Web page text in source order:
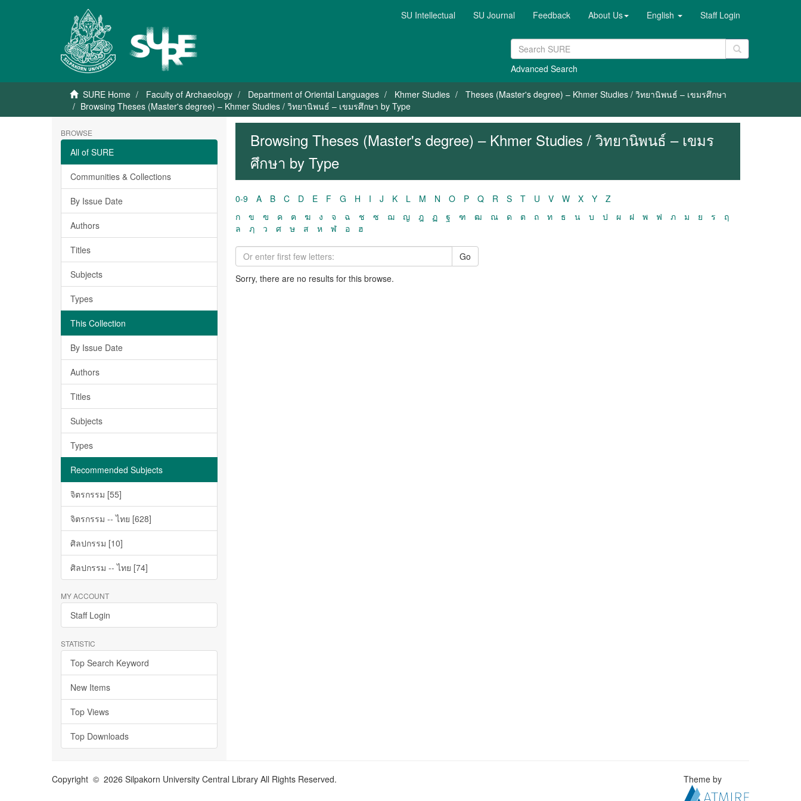
SU Intellectual SU Journal Feedback About Us English Staff Login
Advanced Search
SURE Home Faculty of Archaeology Department of Oriental Languages Khmer Studies
Theses (Master's degree) – Khmer Studies / วิทยานิพนธ์ – เขมรศึกษา
Browsing Theses (Master's degree) – Khmer Studies / วิทยานิพนธ์ – เขมรศึกษา by Type
BROWSE
All of SURE
Communities & Collections
By Issue Date
Authors
Titles
Subjects
Types
This Collection
By Issue Date
Authors
Titles
Subjects
Types
Recommended Subjects
จิตรกรรม [55]
จิตรกรรม -- ไทย [628]
ศิลปกรรม [10]
ศิลปกรรม -- ไทย [74]
MY ACCOUNT
Staff Login
STATISTIC
Top Search Keyword
New Items
Top Views
Top Downloads
Browsing Theses (Master's degree) – Khmer Studies / วิทยานิพนธ์ – เขมร
ศึกษา by Type
0-9 A B C D E F G H I J K L M N O P Q R S T U V W X Y
Z
ก
ข ฃ ค ฅ ฆ ง จ ฉ ช ซ ฌ ญ ฎ ฏ ฐ ฑ ฒ ณ ด ต ถ ท ธ น บ ป ผ ฝ พ ฟ ภ ม ย ร
ฤ
ล
ฦ ว ศ ษ ส ห ฬ อ ฮ
Go
Sorry, there are no results for this browse.
Copyright © 2026 Silpakorn University Central Library All Rights Reserved. Theme by